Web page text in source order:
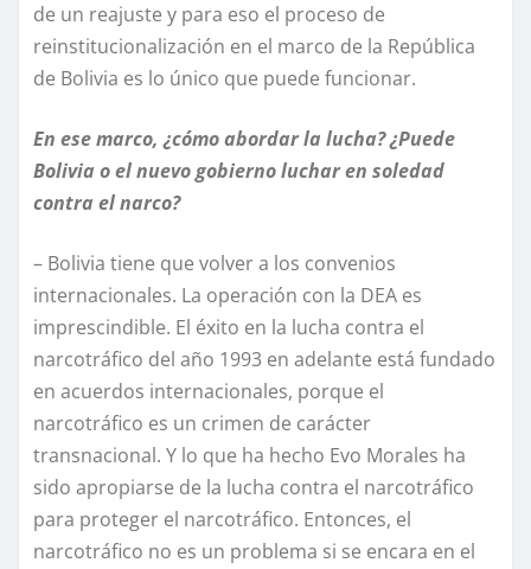
de un reajuste y para eso el proceso de
reinstitucionalización en el marco de la República
de Bolivia es lo único que puede funcionar.
En ese marco, ¿cómo abordar la lucha? ¿Puede
Bolivia o el nuevo gobierno luchar en soledad
contra el narco?
– Bolivia tiene que volver a los convenios
internacionales. La operación con la DEA es
imprescindible. El éxito en la lucha contra el
narcotráfico del año 1993 en adelante está fundado
en acuerdos internacionales, porque el
narcotráfico es un crimen de carácter
transnacional. Y lo que ha hecho Evo Morales ha
sido apropiarse de la lucha contra el narcotráfico
para proteger el narcotráfico. Entonces, el
narcotráfico no es un problema si se encara en el